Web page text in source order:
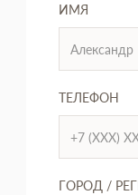
ИМЯ
ТЕЛЕФОН
ГОРОД /